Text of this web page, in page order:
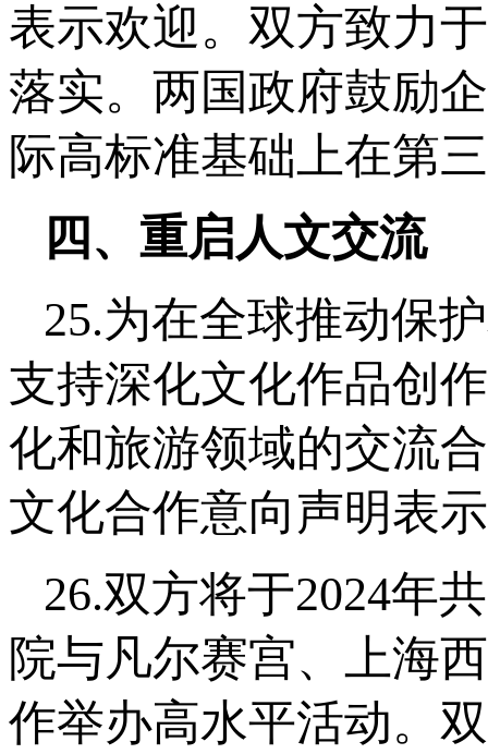
表示欢迎。双方致力
落实。两国政府鼓励
际高标准基础上在第
四、重启人文交流
25.为在全球推动保
支持深化文化作品创
化和旅游领域的交流
文化合作意向声明表
26.双方将于2024年
院与凡尔赛宫、上海
作举办高水平活动。